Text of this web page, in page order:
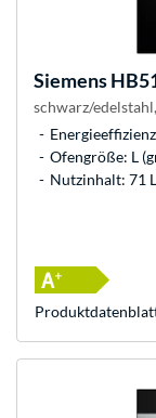
Siemens
schwarz/
Ofengröße: L
Nutzinhalt: 71